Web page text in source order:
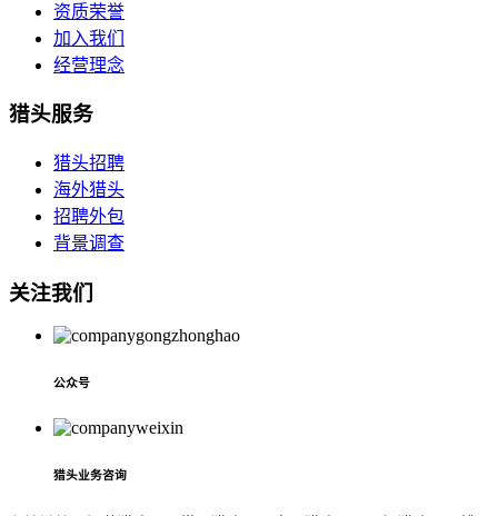
资质荣誉
加入我们
经营理念
猎头服务
猎头招聘
海外猎头
招聘外包
背景调查
关注我们
公众号
猎头业务咨询